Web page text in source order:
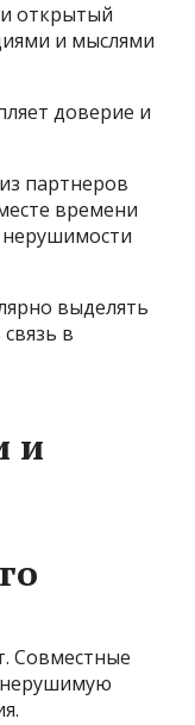
открытый
и мыслями
доверие и
партнеров
времени
нерушимости
выделять
в
и
Совместные